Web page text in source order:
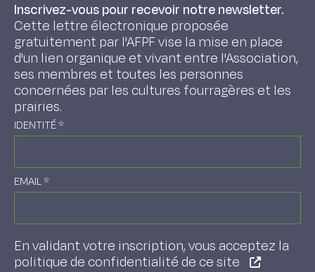
Inscrivez-vous pour recevoir notre newsletter.
Cette lettre électronique proposée
gratuitement par l'AFPF vise la mise en place
d'un lien organique et vivant entre l'Association,
ses membres et toutes les personnes
concernées par les cultures fourragères et les
prairies.
IDENTITÉ*
EMAIL*
En validant votre inscription, vous acceptez la
politique de confidentialité de ce site